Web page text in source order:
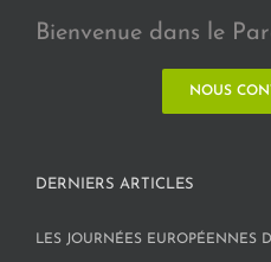
Bienvenue dans le
NOUS
DERNIERS ARTICLES
LES JOURNÉES EUROPÉENNES